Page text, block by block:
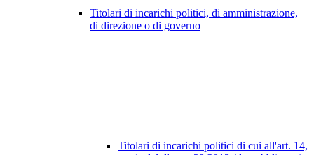
Titolari di incarichi politici, di amministrazione,
di direzione o di governo
Titolari di incarichi politici di cui all'art. 14,